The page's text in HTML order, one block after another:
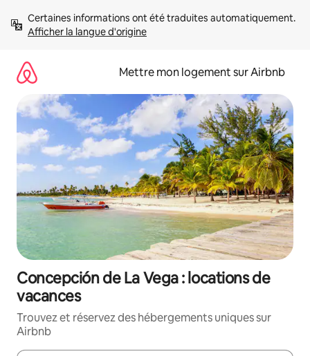
directement
Afficher la langue d'origine
Mettre mon logement sur Airbnb
Concepción de La Vega : locations de
vacances
Trouvez et réservez des hébergements uniques sur
Airbnb